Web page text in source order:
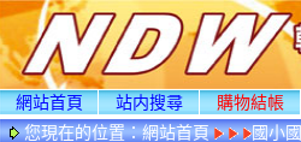
網站首頁 站内搜尋
購物結帳
您現在的位置：網站首頁
國小